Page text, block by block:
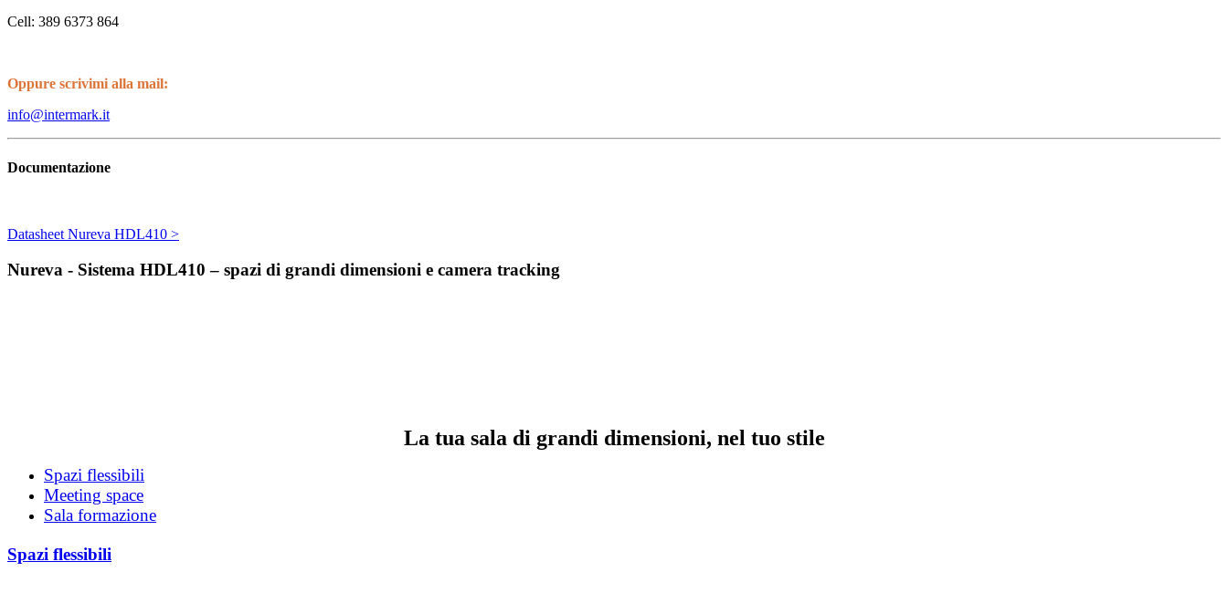
Cell: 389 6373 864
Oppure scrivimi alla mail:
info@intermark.it
Documentazione
Datasheet Nureva HDL410 >
Nureva - Sistema HDL410 – spazi di grandi dimensioni e camera tracking
La tua sala di grandi dimensioni, nel tuo stile
Spazi flessibili
Meeting space
Sala formazione
Spazi flessibili